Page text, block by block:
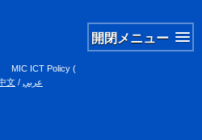
開閉メニュー
MIC ICT Policy (
文 / عربي